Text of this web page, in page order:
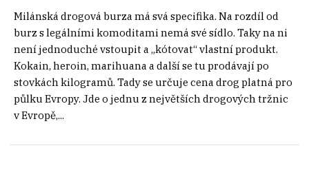
Milánská drogová burza má svá specifika. Na rozdíl od
burz s legálními komoditami nemá své sídlo. Taky na ni
není jednoduché vstoupit a „kótovat“ vlastní produkt.
Kokain, heroin, marihuana a další se tu prodávají po
stovkách kilogramů. Tady se určuje cena drog platná pro
půlku Evropy. Jde o jednu z největších drogových tržnic
v Evropě,...